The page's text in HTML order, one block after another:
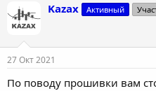
Kazax Активный
27 Окт 2021
По поводу прошивки вам